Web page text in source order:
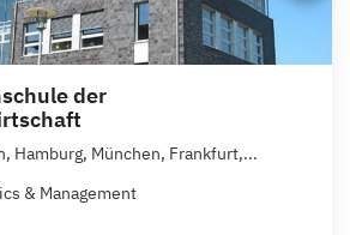
der
Hamburg, München, Frankfurt,...
& Management